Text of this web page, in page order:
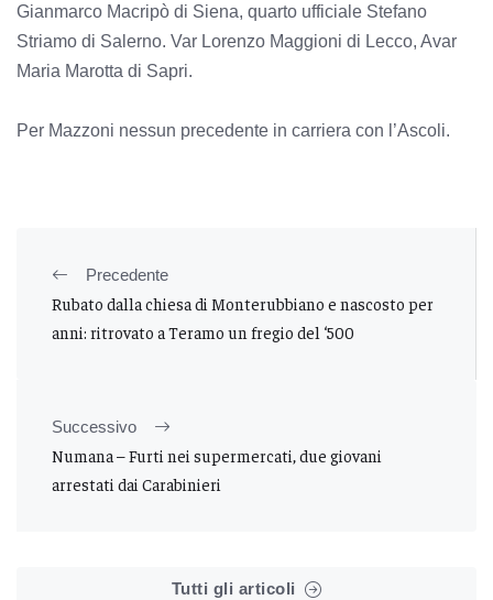
Gianmarco Macripò di Siena, quarto ufficiale Stefano
Striamo di Salerno. Var Lorenzo Maggioni di Lecco, Avar
Maria Marotta di Sapri.
Per Mazzoni nessun precedente in carriera con l’Ascoli.
Precedente
Rubato dalla chiesa di Monterubbiano e nascosto per
anni: ritrovato a Teramo un fregio del ‘500
Successivo
Numana – Furti nei supermercati, due giovani
arrestati dai Carabinieri
Tutti gli articoli